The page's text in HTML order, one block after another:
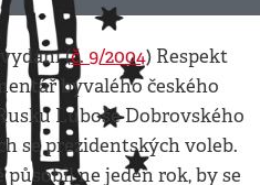
(č. 9/2004) Respekt
bývalého českého
Luboše Dobrovského
se prezidentských voleb.
ne jeden rok, by se